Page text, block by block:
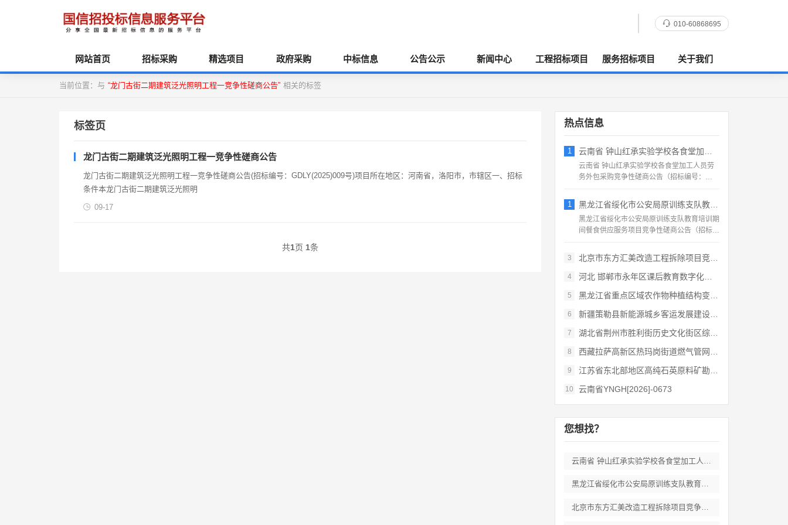
010-60868695
网站首页 招标采购 精选项目 政府采购 中标信息 公告公示 新闻中心 工程招标项目 服务招标项目 关于我们
当前位置：与 “龙门古街二期建筑泛光照明工程一竞争性磋商公告” 相关的标签
标签页
龙门古街二期建筑泛光照明工程一竞争性磋商公告
龙门古街二期建筑泛光照明工程一竞争性磋商公告(招标编号：GDLY(2025)009号)项目所在地区：河南省，洛阳市，市辖区一、招标
条件本龙门古街二期建筑泛光照明
09-17
共1页 1条
热点信息
1 云南省 钟山红承实验学校各食堂加工人员劳
云南省 钟山红承实验学校各食堂加工人员劳
务外包采购竞争性磋商公告（招标编号：
1 黑龙江省绥化市公安局原训练支队教育培训期
黑龙江省绥化市公安局原训练支队教育培训期
间餐食供应服务项目竞争性磋商公告（招标编
3
北京市东方汇美改造工程拆除项目竞争性磋商
4 河北 邯郸市永年区课后教育数字化管理平台
5 黑龙江省重点区域农作物种植结构变化遥感
6 新疆策勒县新能源城乡客运发展建设项目
7 湖北省荆州市胜利街历史文化街区综合开发和
8 西藏拉萨高新区热玛岗街道燃气管网全覆盖延
9 江苏省东北部地区高纯石英原料矿勘查岩心钻
10 云南省YNGH[2026]-0673
您想找？
云南省 钟山红承实验学校各食堂加工人员劳
黑龙江省绥化市公安局原训练支队教育培训期